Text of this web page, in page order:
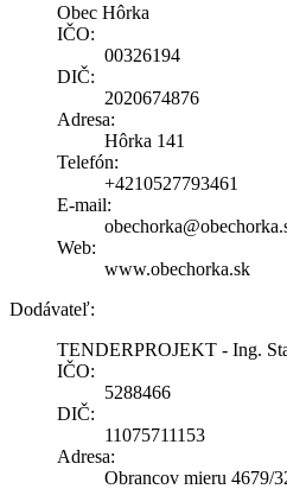
Obec Hôrka
IČO:
00326194
DIČ:
2020674876
Adresa:
Hôrka 141
Telefón:
+4210527793461
E-mail:
Web:
www.obechorka.sk
Dodávateľ:
TENDERPROJEKT - Ing.
IČO:
5288466
DIČ:
11075711153
Adresa:
Obrancov mieru 4679/